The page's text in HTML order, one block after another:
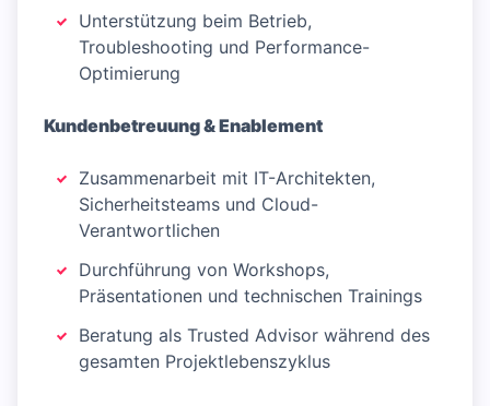
Unterstützung beim Betrieb,
Troubleshooting und Performance-
Optimierung
Kundenbetreuung & Enablement
Zusammenarbeit mit IT-Architekten,
Sicherheitsteams und Cloud-
Verantwortlichen
Durchführung von Workshops,
Präsentationen und technischen Trainings
Beratung als Trusted Advisor während des
gesamten Projektlebenszyklus